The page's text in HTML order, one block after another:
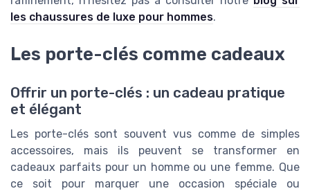
les chaussures de luxe pour hommes.
Les porte-clés comme cadeaux
Offrir un porte-clés : un cadeau pratique
et élégant
Les porte-clés sont souvent vus comme de simples
accessoires, mais ils peuvent se transformer en
cadeaux parfaits pour un homme ou une femme. Que
ce soit pour marquer une occasion spéciale ou